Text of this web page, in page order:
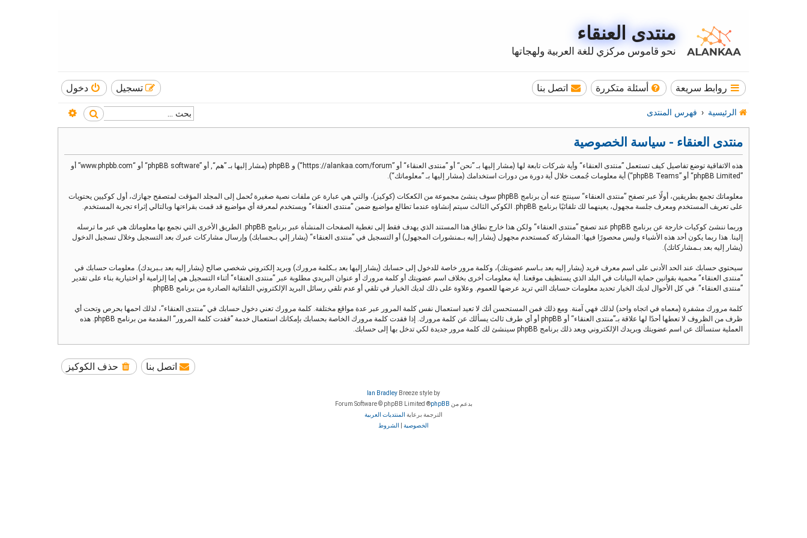
منتدى العنقاء
نحو قاموس مركزي للغة العربية ولهجاتها
روابط سريعة أسئلة متكررة اتصل بنا دخول تسجيل
الرئيسية فهرس المنتدى بحث
منتدى العنقاء - سياسة الخصوصية
هذه الاتفاقية توضع تفاصيل كيف تستعمل ”منتدى العنقاء“ وأية شركات تابعة لها (مشار إليها بـ ”نحن“ أو ”منتدى العنقاء“ أو ”https://alankaa.com/forum“) و phpBB (مشار إليها بـ ”هم“, أو ”phpBB software“ أو “www.phpbb.com” أو
”phpBB Limited“ أو ”phpBB Teams“) أية معلومات جُمعت خلال أية دورة من دورات استخدامك (مشار إليها بـ ”معلوماتك“).
معلوماتك تجمع بطريقين، أولًا عبر تصفح ”منتدى العنقاء“ سينتج عنه أن برنامج phpBB سوف ينشئ مجموعة من الكعكات (كوكيز)، والتي هي عبارة عن ملفات نصية صغيرة تُحمل إلى المجلد المؤقت لمتصفح جهازك، أول كوكيين يحتويات
على تعريف المستخدم ومعرف جلسة مجهول، يعينهما لك تلقائيًا برنامج phpBB. الكوكي الثالث سيتم إنشاؤه عندما تطالع مواضيع ضمن ”منتدى العنقاء“ ويستخدم لمعرفة أي مواضيع قد قمت بقراءتها وبالتالي إثراء تجربة المستخدم.
وربما ننشئ كوكيات خارجة عن برنامج phpBB عند تصفح ”منتدى العنقاء“ ولكن هذا خارج نطاق هذا المستند الذي يهدف فقط إلى تغطية الصفحات المنشأة عبر برنامج phpBB. الطريق الأخرى التي نجمع بها معلوماتك هي عبر ما ترسله
إلينا. هذا ربما يكون أحد هذه الأشياء وليس محصورًا فيها: المشاركة كمستحدم مجهول (يشار إليه بـمنشورات المجهول) أو التسجيل في ”منتدى العنقاء“ (يشار إلي بـحسابك) وإرسال مشاركات عبرك بعد التسجيل وخلال تسجيل الدخول
(يشار إليه بعد بـمشاركاتك).
سيحتوي حسابك عند الحد الأدنى على اسم معرف فريد (يشار إليه بعد بـاسم عضويتك)، وكلمة مرور خاصة للدخول إلى حسابك (يشار إليها بعد بـكلمة مرورك) وبريد إلكتروني شخصي صالح (يشار إليه بعد بـبريدك). معلومات حسابك في
”منتدى العنقاء“ محمية بقوانين حماية البيانات في البلد الذي يستظيف موقعنا. أية معلومات أخرى بخلاف اسم عضويتك أو كلمة مرورك أو عنوان البريدي مطلوبة عبر ”منتدى العنقاء“ أثناء التسجيل هي إما إلزامية أو اختيارية بناء على تقدير
”منتدى العنقاء“. في كل الأحوال لديك الخيار تحديد معلومات حسابك التي تريد عرضها للعموم. وعلاوة على ذلك لديك الخيار في تلقي أو عدم تلقي رسائل البريد الإلكتروني التلقائية الصادرة من برنامج phpBB.
كلمة مرورك مشفرة (معماه في اتجاه واحد) لذلك فهي آمنة. ومع ذلك فمن المستحسن أنك لا تعيد استعمال نفس كلمة المرور عبر عدة مواقع مختلفة. كلمة مرورك تعني دخول حسابك في ”منتدى العنقاء“، لذلك احمها بحرص وتحت أي
ظرف من الظروف لا تعطها أحدًا لها علاقة بـ”منتدى العنقاء“ أو phpBB أو أي طرف ثالث يسألك عن كلمة مرورك. إذا فقدت كلمة مرورك الخاصة بحسابك بإمكانك استعمال خدمة ”فقدت كلمة المرور“ المقدمة من برنامج phpBB. هذه
العملية ستسألك عن اسم عضويتك وبريدك الإلكتروني وبعد ذلك برنامج phpBB سينشئ لك كلمة مرور جديدة لكي تدخل بها إلى حسابك.
حذف الكوكيز اتصل بنا
Breeze style by
Ian Bradley
بدعم من phpBB
® Forum Software © phpBB Limited
الترجمة برعاية المنتديات العربية
الخصوصية
الشروط